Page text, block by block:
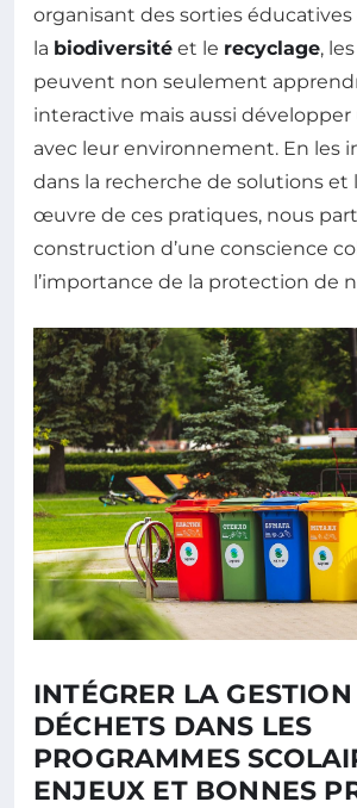
organisant des sorties
la biodiversité et le recyclage,
peuvent non seulement
interactive mais aussi
avec leur environnement. En les
dans la recherche de solutions et
œuvre de ces pratiques, nous
construction d’une conscience
l’importance de la protection de
INTÉGRER LA
DÉCHETS DANS LES
PROGRAMMES
ENJEUX ET BONNES